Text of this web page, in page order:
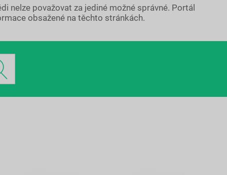
nelze považovat za jediné možné správné. Portál
obsažené na těchto stránkách.